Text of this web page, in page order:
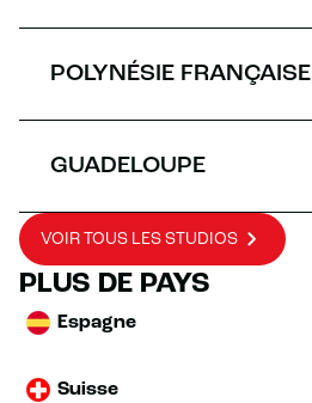
POLYNÉSIE FRANÇAISE
GUADELOUPE
VOIR TOUS LES STUDIOS
PLUS DE PAYS
Espagne
Suisse